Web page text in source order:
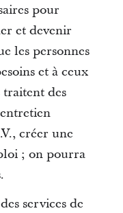
pour
et devenir
les personnes
et à ceux
des
créer une
; on pourra
services de